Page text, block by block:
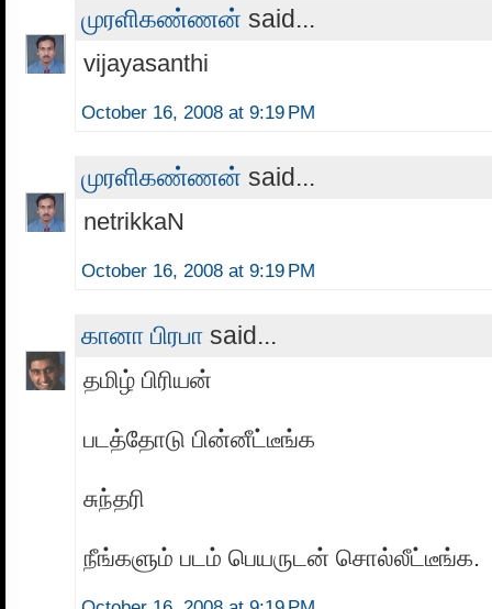
முரளிகண்ணன் said...
vijayasanthi
October 16, 2008 at 9:19 PM
முரளிகண்ணன் said...
netrikkaN
October 16, 2008 at 9:19 PM
கானா பிரபா said...
தமிழ் பிரியன்
படத்தோடு பின்னீட்டீங்க
சுந்தரி
நீங்களும் படம் பெயருடன் சொல்லீட்டீங்க.